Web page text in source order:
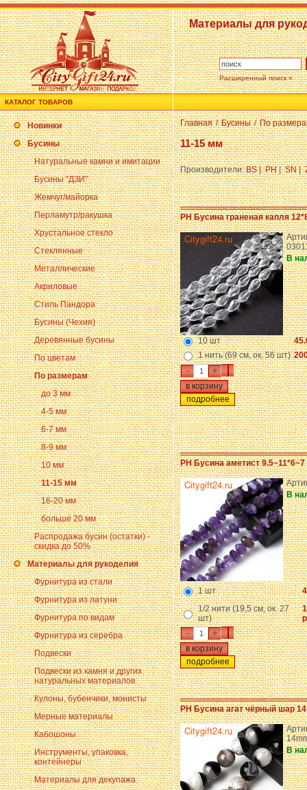
Материалы для
Расширенный поиск »
КАТАЛОГ ТОВАРОВ
Новинки
Бусины
Натуральные камни и имитации
Бусины "ДЗИ"
Жемчуг/майорка
Перламутр/ракушка
Хрустальное стекло
Стеклянные
Металлические
Акриловые
Стиль Пандора
Бусины (Чехия)
Деревянные бусины
По цветам
По размерам
до 3 мм
4-5 мм
6-7 мм
8-9 мм
10 мм
11-15 мм
16-20 мм
больше 20 мм
Распродажа бусин (остатки) -
скидка до 50%
Материалы для рукоделия
Фурнитура из стали
Фурнитура из латуни
Фурнитура по видам
Фурнитура из серебра
Подвески
Подвески из камня и других
натуральных материалов
Кулоны, бубенчики, монисты
Мерные материалы
Кабошоны
Инструменты, упаковка,
контейнеры
Материалы для декупажа
Главная / Бусины / По
11-15 мм
Производители:BS| PH| SN|
PH Бусина граненая капля
В
10 шт
1 нить (69 см, ок. 56 шт)
- +
подробнее
PH Бусина аметист
В
1 шт
1/2 нити (19,5 см, ок. 27
шт)
- +
подробнее
PH Бусина агат чёрный шар
В